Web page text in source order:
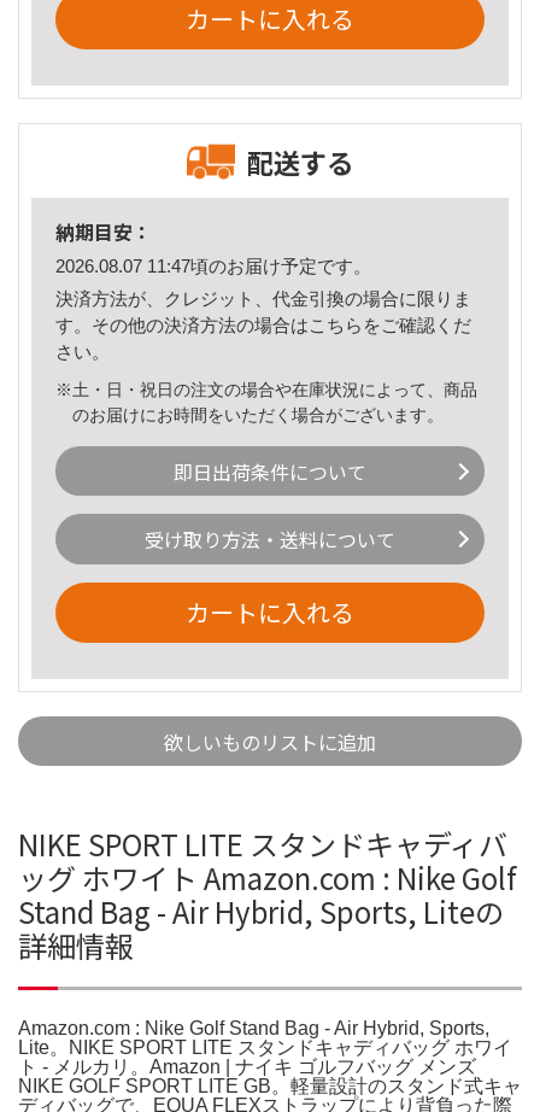
カートに入れる
配送する
納期目安：
2026.08.07 11:47頃のお届け予定です。
決済方法が、クレジット、代金引換の場合に限りま
す。その他の決済方法の場合はこちら をご確認くだ
さい。
※土・日・祝日の注文の場合や在庫状況によって、商品
のお届けにお時間をいただく場合がございます。
即日出荷条件について
受け取り方法・送料について
カートに入れる
欲しいものリストに追加
NIKE SPORT LITE スタンドキャディバ
ッグ ホワイト Amazon.com : Nike Golf
Stand Bag - Air Hybrid, Sports, Liteの
詳細情報
Amazon.com : Nike Golf Stand Bag - Air Hybrid, Sports,
Lite。NIKE SPORT LITE スタンドキャディバッグ ホワイ
ト - メルカリ。Amazon | ナイキ ゴルフバッグ メンズ
NIKE GOLF SPORT LITE GB。軽量設計のスタンド式キャ
ディバッグで、EQUA FLEXストラップにより背負った際